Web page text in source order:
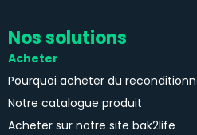
Nos solutions
Acheter
Pourquoi acheter du
Notre catalogue produit
Acheter sur notre site bak2life